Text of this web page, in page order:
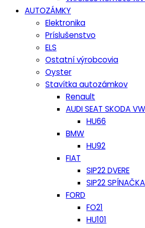
AUTOZÁMKY
Elektronika
Príslušenstvo
ELS
Ostatní výrobcovia
Oyster
Stavítka autozámkov
Renault
AUDI SEAT SKODA VW
HU66
BMW
HU92
FIAT
SIP22 DVERE
SIP22 SPÍNAČKA
FORD
FO21
HU101